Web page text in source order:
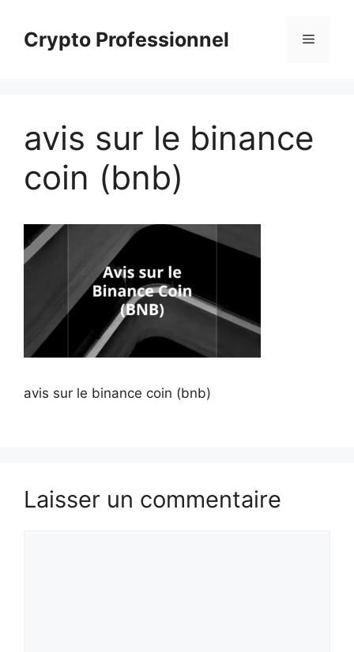
contenuCrypto Professionnel Menu
avis sur le binance
coin (bnb)
avis sur le binance coin (bnb)
Laisser un commentaire